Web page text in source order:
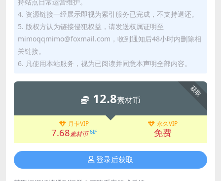
持站点日常运营维护。
4. 资源链接一经展示即视为索引服务已完成，不支持退还。
5. 版权方认为链接侵犯权益，请发送权属证明至
mimoqqmimo@foxmail.com，收到通知后48小时内删除相
关链接。
6. 凡使用本站服务，视为已阅读并同意本声明全部内容。
获取
12.8素材币
月卡VIP
7.68素材币 6折
永久VIP
免费
登录后获取